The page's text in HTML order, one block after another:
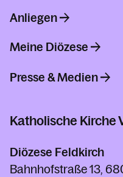
Anliegen
Meine Diözese
Presse & Medien
Katholische Kirche
Diözese Feldkirch
Bahnhofstraße 13,